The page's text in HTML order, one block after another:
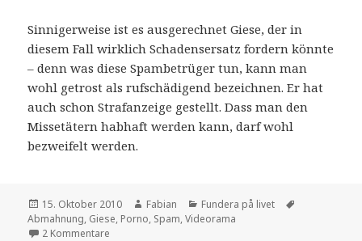
Sinnigerweise ist es ausgerechnet Giese, der in
diesem Fall wirklich Schadensersatz fordern könnte
– denn was diese Spambetrüger tun, kann man
wohl getrost als rufschädigend bezeichnen. Er hat
auch schon Strafanzeige gestellt. Dass man den
Missetätern habhaft werden kann, darf wohl
bezweifelt werden.
Veröffentlicht
am
15. Oktober 2010 Autor
Fabian Kategorien
Fundera på livet
Abmahnung, Giese, Porno, Spam,Videorama
2 Kommentare